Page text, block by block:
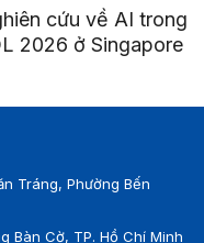
cứu về AI trong
2026 ở Singapore
Tráng, Phường Bến
Bàn Cờ, TP. Hồ Chí Minh